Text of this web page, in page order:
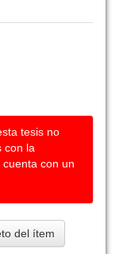
tesis no
con la
con un
del ítem